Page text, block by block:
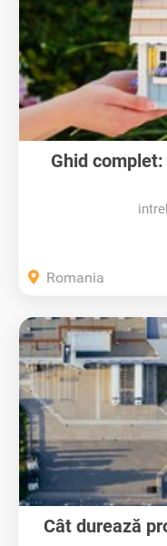
Ghid
Romania
Cât durează